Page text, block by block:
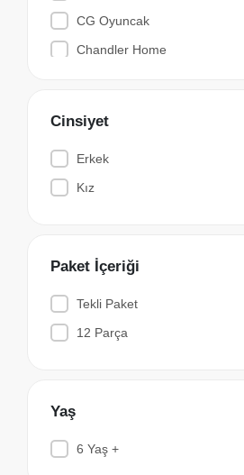
CG Oyuncak
Chandler Home
Doctor Squish
DODBY
Dolu Oyuncak
Dostoys
Focus BANG
Gamze Oyuncak
Cinsiyet
Erkek
Kız
Paket İçeriği
Tekli Paket
12 Parça
Yaş
6 Yaş +